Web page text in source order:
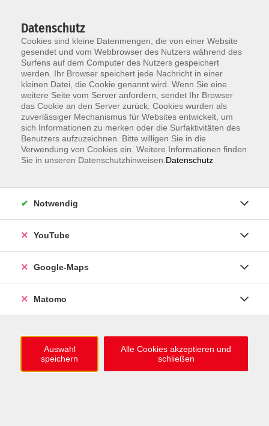
Zum Hauptinhalt springen
Neu ab 1.7.:Anmeldung zum Einbürgerungstest jetzt ohne
Terminvereinbarung –alle Infos
ZUM HERBST-WINTER-TRIMESTER
1.000 neue Kursideen online
Deutsch lernen
Datenschutz
Cookies sind kleine Datenmengen, die von einer Website
gesendet und vom Webbrowser des Nutzers während des
Surfens auf dem Computer des Nutzers gespeichert
werden. Ihr Browser speichert jede Nachricht in einer
kleinen Datei, die Cookie genannt wird. Wenn Sie eine
weitere Seite vom Server anfordern, sendet Ihr Browser
das Cookie an den Server zurück. Cookies wurden als
zuverlässiger Mechanismus für Websites entwickelt, um
sich Informationen zu merken oder die Surfaktivitäten des
Benutzers aufzuzeichnen. Bitte willigen Sie in die
Verwendung von Cookies ein. Weitere Informationen finden
Sie in unseren Datenschutzhinweisen. Datenschutz
Notwendig
YouTube
Google-Maps
Matomo
Auswahl
speichern
Alle Cookies akzeptieren und
schließen